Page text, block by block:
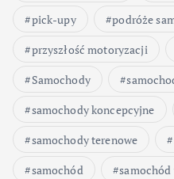
pick-upy
podróże
przyszłość motoryzacji
Samochody
samochody koncepcyjne
samochody terenowe
samochód